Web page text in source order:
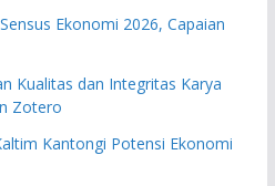
Ekonomi 2026, Capaian
Kualitas dan Integritas Karya
Zotero
Kantongi Potensi Ekonomi